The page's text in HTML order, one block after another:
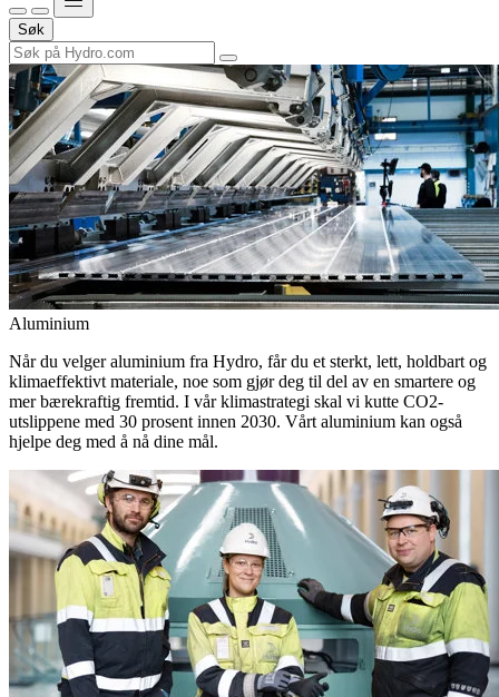
Søk
Aluminium
Når du velger aluminium fra Hydro, får du et sterkt, lett, holdbart og
klimaeffektivt materiale, noe som gjør deg til del av en smartere og
mer bærekraftig fremtid. I vår klimastrategi skal vi kutte CO2-
utslippene med 30 prosent innen 2030. Vårt aluminium kan også
hjelpe deg med å nå dine mål.